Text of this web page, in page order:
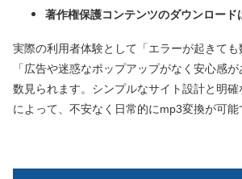
著作権保護コンテンツのダウンロード
実際の利用者体験として「エラーが起きても
「広告や迷惑なポップアップがなく安心感
数見られます。シンプルなサイト設計と明
によって、不安なく日常的にmp3変換が可能